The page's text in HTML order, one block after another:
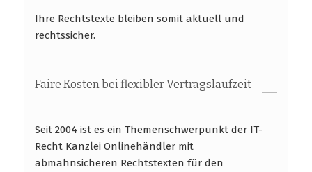
Ihre Rechtstexte bleiben somit aktuell und
rechtssicher.
Faire Kosten bei flexibler Vertragslaufzeit
Seit 2004 ist es ein Themenschwerpunkt der IT-
Recht Kanzlei Onlinehändler mit
abmahnsicheren Rechtstexten für den